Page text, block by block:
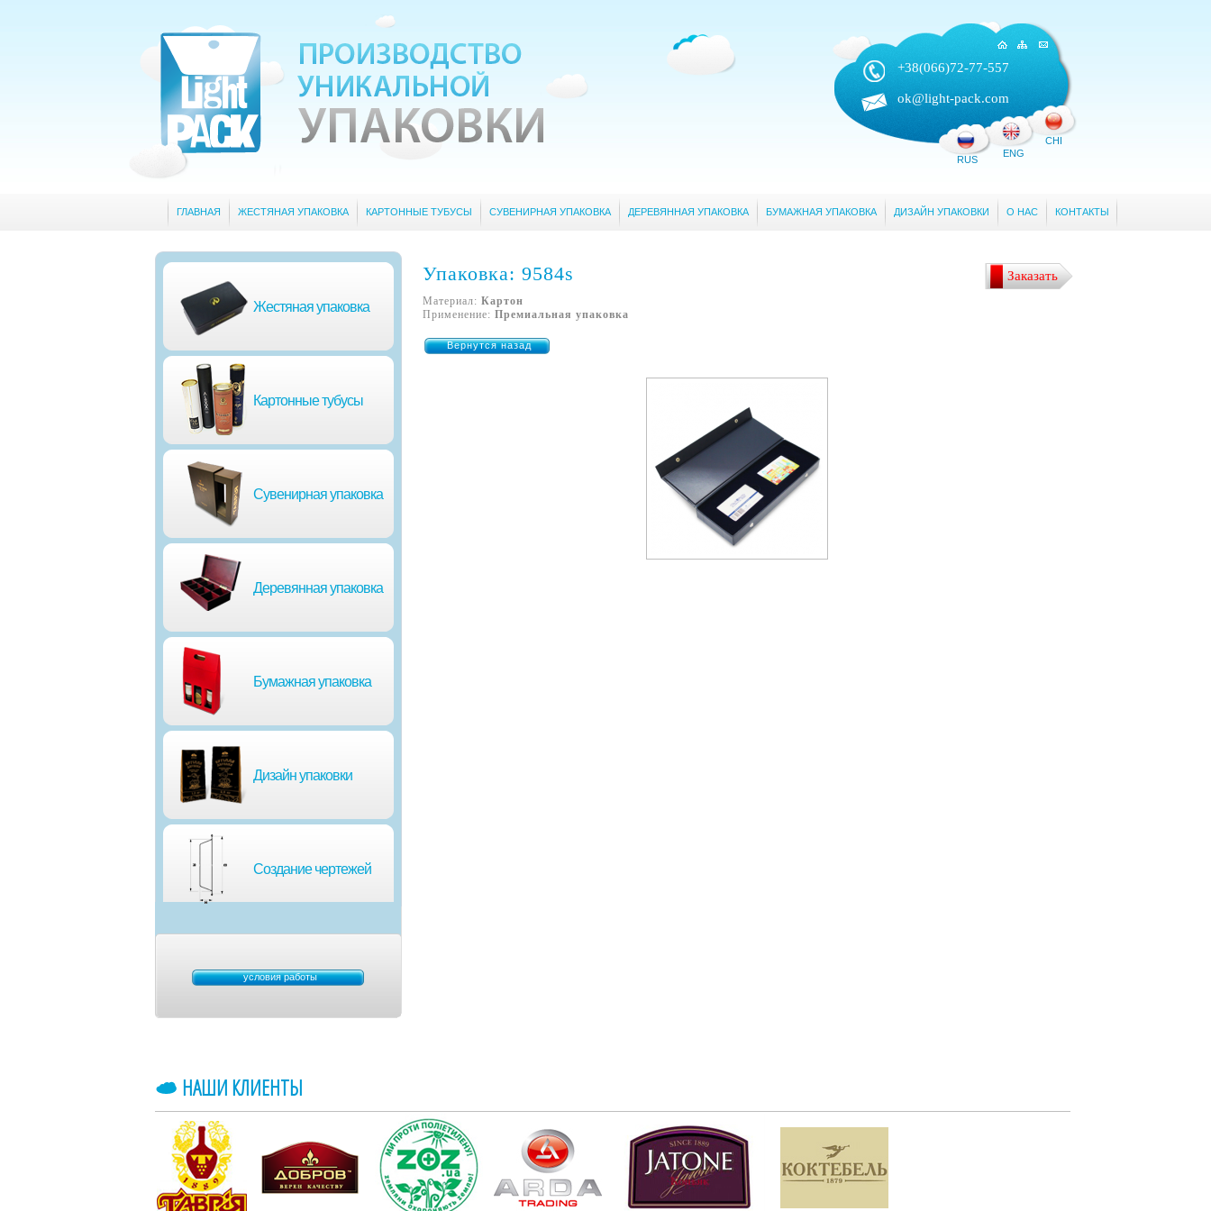
RUS
ENG
CHI
+38(066)72-77-557
ok@light-pack.com
ГЛАВНАЯ ЖЕСТЯНАЯ УПАКОВКА КАРТОННЫЕ ТУБУСЫ СУВЕНИРНАЯ УПАКОВКА ДЕРЕВЯННАЯ УПАКОВКА БУМАЖНАЯ УПАКОВКА ДИЗАЙН УПАКОВКИ О НАС КОНТАКТЫ
Жестяная упаковка
Картонные тубусы
Сувенирная упаковка
Деревянная упаковка
Бумажная упаковка
Дизайн упаковки
Создание чертежей
условия работы
Упаковка: 9584s
Материал: Картон
Применение: Премиальная упаковка
Заказать
Вернутся назад
НАШИ КЛИЕНТЫ